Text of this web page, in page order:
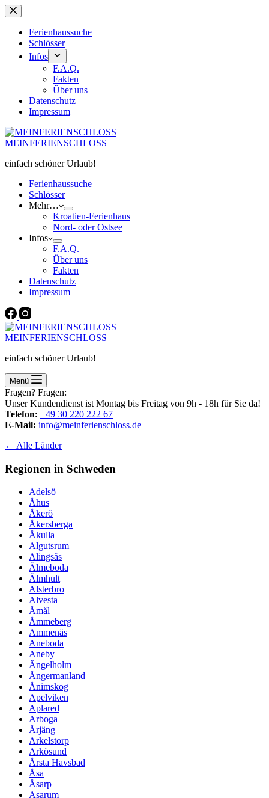
Zum
Inhalt
springenFerienhaussuche
Schlösser
Infos
F.A.Q.
Fakten
Über uns
Datenschutz
Impressum
MEINFERIENSCHLOSS
einfach schöner Urlaub!
Ferienhaussuche
Schlösser
Mehr…
Kroatien-Ferienhaus
Nord- oder Ostsee
Infos
F.A.Q.
Über uns
Fakten
Datenschutz
Impressum
MEINFERIENSCHLOSS
einfach schöner Urlaub!
Menü
Fragen? Fragen:
Unser Kundendienst ist Montag bis Freitag von 9h - 18h für Sie da!
Telefon: +49 30 220 222 67
E-Mail: info@meinferienschloss.de
← Alle Länder
Regionen in Schweden
Adelsö
Åhus
Åkerö
Åkersberga
Åkulla
Algutsrum
Alingsås
Älmeboda
Älmhult
Alsterbro
Alvesta
Åmål
Åmmeberg
Ammenäs
Aneboda
Aneby
Ängelholm
Ångermanland
Ånimskog
Apelviken
Aplared
Arboga
Årjäng
Arkelstorp
Arkösund
Årsta Havsbad
Åsa
Åsarp
Asarum